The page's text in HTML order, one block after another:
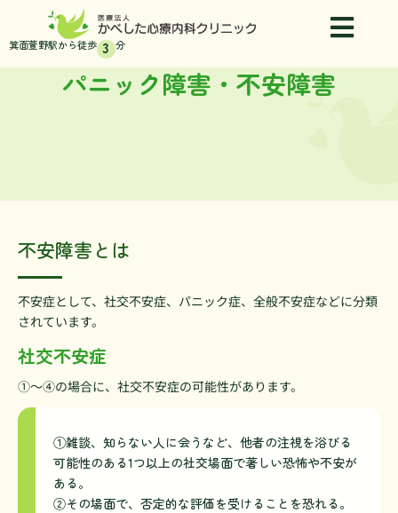
を
ス
箕面萱野駅から徒歩 3 分
パニック障害・不安障害
不安障害とは
不安症として、社交不安症、パニック症、全般不安症などに分類
されています。
社交不安症
①～④の場合に、社交不安症の可能性があります。
①雑談、知らない人に会うなど、他者の注視を浴びる
可能性のある1つ以上の社交場面で著しい恐怖や不安が
ある。
②その場面で、否定的な評価を受けることを恐れる。